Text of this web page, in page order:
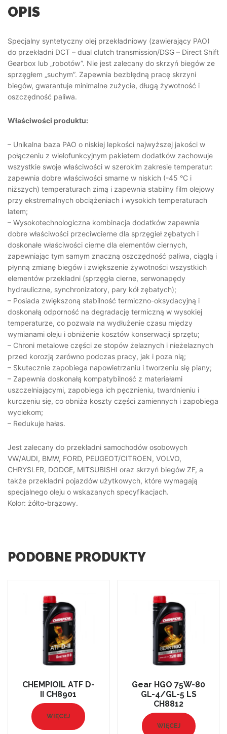
OPIS
Specjalny syntetyczny olej przekładniowy (zawierający PAO)
do przekładni DCT – dual clutch transmission/DSG – Direct Shift
Gearbox lub „robotów”. Nie jest zalecany do skrzyń biegów ze
sprzęgłem „suchym”. Zapewnia bezbłędną pracę skrzyni
biegów, gwarantuje minimalne zużycie, długą żywotność i
oszczędność paliwa.
Właściwości produktu:
– Unikalna baza PAO o niskiej lepkości najwyższej jakości w
połączeniu z wielofunkcyjnym pakietem dodatków zachowuje
wszystkie swoje właściwości w szerokim zakresie temperatur:
zapewnia dobre właściwości smarne w niskich (-45 °C i
niższych) temperaturach zimą i zapewnia stabilny film olejowy
przy ekstremalnych obciążeniach i wysokich temperaturach
latem;
– Wysokotechnologiczna kombinacja dodatków zapewnia
dobre właściwości przeciwcierne dla sprzęgieł zębatych i
doskonałe właściwości cierne dla elementów ciernych,
zapewniając tym samym znaczną oszczędność paliwa, ciągłą i
płynną zmianę biegów i zwiększenie żywotności wszystkich
elementów przekładni (sprzęgła cierne, serwonapędy
hydrauliczne, synchronizatory, pary kół zębatych);
– Posiada zwiększoną stabilność termiczno-oksydacyjną i
doskonałą odporność na degradację termiczną w wysokiej
temperaturze, co pozwala na wydłużenie czasu między
wymianami oleju i obniżenie kosztów konserwacji sprzętu;
– Chroni metalowe części ze stopów żelaznych i nieżelaznych
przed korozją zarówno podczas pracy, jak i poza nią;
– Skutecznie zapobiega napowietrzaniu i tworzeniu się piany;
– Zapewnia doskonałą kompatybilność z materiałami
uszczelniającymi, zapobiega ich pęcznieniu, twardnieniu i
kurczeniu się, co obniża koszty części zamiennych i zapobiega
wyciekom;
– Redukuje hałas.
Jest zalecany do przekładni samochodów osobowych
VW/AUDI, BMW, FORD, PEUGEOT/CITROEN, VOLVO,
CHRYSLER, DODGE, MITSUBISHI oraz skrzyń biegów ZF, a
także przekładni pojazdów użytkowych, które wymagają
specjalnego oleju o wskazanych specyfikacjach.
Kolor: żółto-brązowy.
PODOBNE PRODUKTY
CHEMPIOIL ATF D-
II CH8901
WIĘCEJ
Gear HGO 75W-80
GL-4/GL-5 LS
CH8812
WIĘCEJ